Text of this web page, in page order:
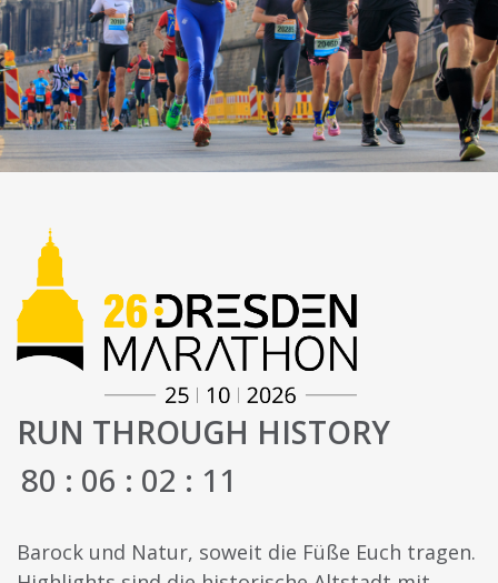
RUN THROUGH HISTORY
80 : 06 : 02 : 10
Barock und Natur, soweit die Füße Euch tragen.